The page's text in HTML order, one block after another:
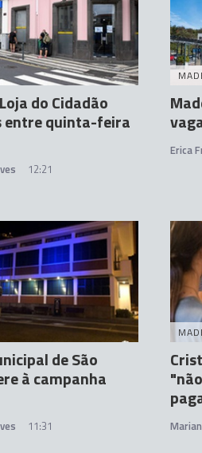
do Cidadão
entre quinta-feira
12:21
Erica
de São
à campanha
11:31